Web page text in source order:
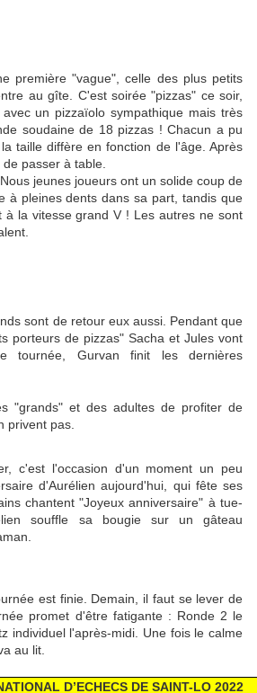
première "vague", celle des plus petits
au gîte. C'est soirée "pizzas" ce soir,
un pizzaïolo sympathique mais très
soudaine de 18 pizzas ! Chacun a pu
taille diffère en fonction de l'âge. Après
passer à table.
jeunes joueurs ont un solide coup de
à pleines dents dans sa part, tandis que
à la vitesse grand V ! Les autres ne sont
sont de retour eux aussi. Pendant que
porteurs de pizzas" Sacha et Jules vont
tournée, Gurvan finit les dernières
"grands" et des adultes de profiter de
privent pas.
c'est l'occasion d'un moment un peu
d'Aurélien aujourd'hui, qui fête ses
chantent "Joyeux anniversaire" à tue-
souffle sa bougie sur un gâteau
est finie. Demain, il faut se lever de
promet d'être fatigante : Ronde 2 le
individuel l'après-midi. Une fois le calme
au lit.
D’ECHECS DE SAINT-LO 2022